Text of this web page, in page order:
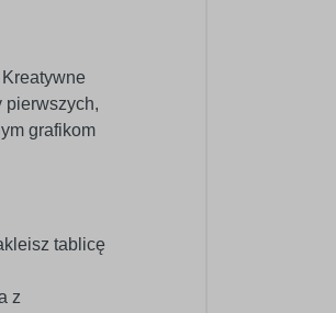
pierwszych,
grafikom
tablicę
z